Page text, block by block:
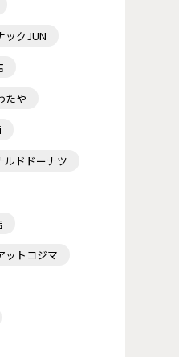
ックJUN
たや
ルドドーナツ
ットコジマ